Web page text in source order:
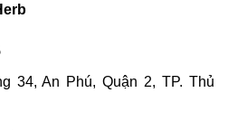
34, An Phú, Quận 2, TP. Thủ